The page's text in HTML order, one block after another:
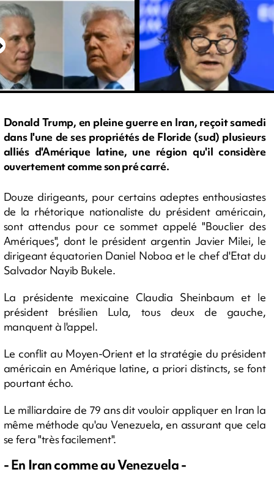
Donald Trump, en pleine guerre en Iran, reçoit samedi
dans l'une de ses propriétés de Floride (sud) plusieurs
alliés d'Amérique latine, une région qu'il considère
ouvertement comme son pré carré.
Douze dirigeants, pour certains adeptes enthousiastes
de la rhétorique nationaliste du président américain,
sont attendus pour ce sommet appelé "Bouclier des
Amériques", dont le président argentin Javier Milei, le
dirigeant équatorien Daniel Noboa et le chef d'Etat du
Salvador Nayib Bukele.
La présidente mexicaine Claudia Sheinbaum et le
président brésilien Lula, tous deux de gauche,
manquent à l'appel.
Le conflit au Moyen-Orient et la stratégie du président
américain en Amérique latine, a priori distincts, se font
pourtant écho.
Le milliardaire de 79 ans dit vouloir appliquer en Iran la
même méthode qu'au Venezuela, en assurant que cela
se fera "très facilement".
- En Iran comme au Venezuela -